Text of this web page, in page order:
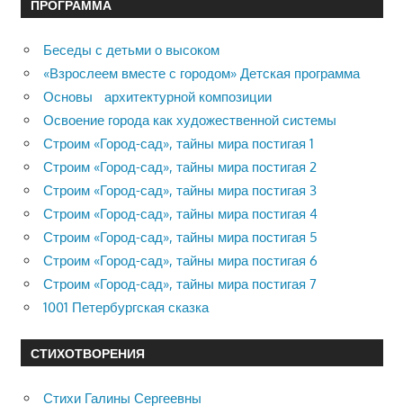
ПРОГРАММА
Беседы с детьми о высоком
«Взрослеем вместе с городом» Детская программа
Основы архитектурной композиции
Освоение города как художественной системы
Строим «Город-сад», тайны мира постигая 1
Строим «Город-сад», тайны мира постигая 2
Строим «Город-сад», тайны мира постигая 3
Строим «Город-сад», тайны мира постигая 4
Строим «Город-сад», тайны мира постигая 5
Строим «Город-сад», тайны мира постигая 6
Строим «Город-сад», тайны мира постигая 7
1001 Петербургская сказка
СТИХОТВОРЕНИЯ
Стихи Галины Сергеевны